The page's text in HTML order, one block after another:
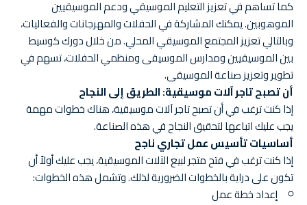
كما تساهم في تعزيز التعليم الموسيقي ودعم الموسيقيين
الموهوبين. يمكنك المشاركة في الحفلات والمهرجانات والفعاليات،
وبالتالي تعزيز المجتمع الموسيقي المحلي. من خلال دورك كوسيط
بين الموسيقيين ومدارس الموسيقى ومنظمي الحفلات، تسهم في
تطوير وتعزيز صناعة الموسيقى.
أن تصبح تاجر آلات موسيقية: الطريق إلى النجاح
إذا كنت ترغب في أن تصبح تاجر آلات موسيقية، هناك خطوات مهمة
يجب عليك اتباعها لتحقيق النجاح في هذه الصناعة.
أساسيات تأسيس عمل تجاري ناجح
إذا كنت ترغب في فتح متجر لبيع الآلات الموسيقية، يجب عليك أولاً أن
تكون على دراية بالخطوات الضرورية لذلك. وتشمل هذه الخطوات:
إعداد خطة عمل